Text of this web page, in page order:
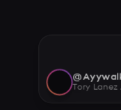
Tory Lanez